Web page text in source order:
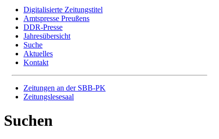
Digitalisierte Zeitungstitel
Amtspresse Preußens
DDR-Presse
Jahresübersicht
Suche
Aktuelles
Kontakt
Zeitungen an der SBB-PK
Zeitungslesesaal
Suchen